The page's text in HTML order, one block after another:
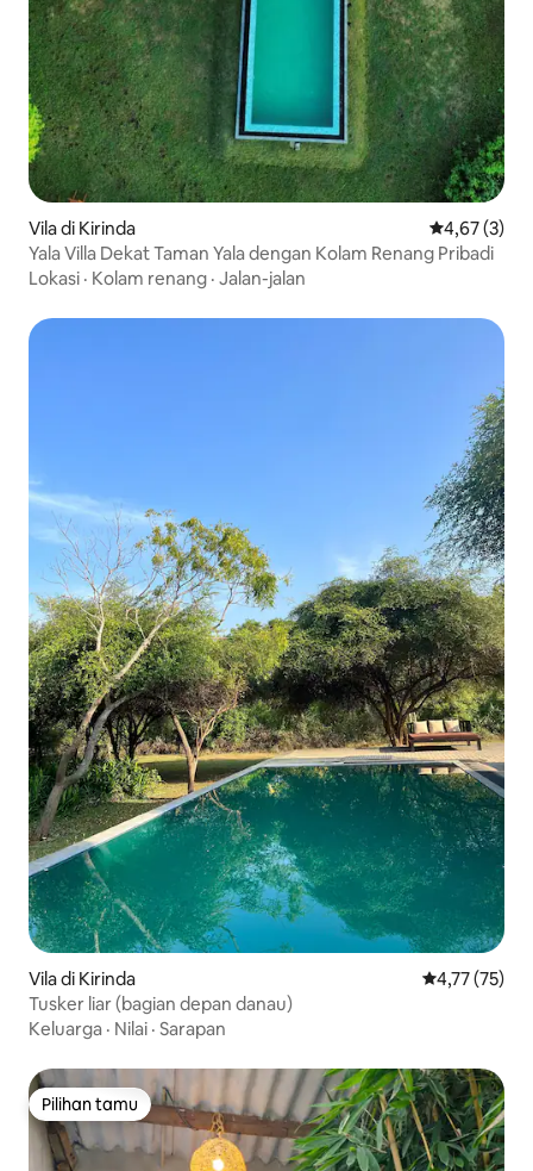
Vila di Kirinda Nilai rata-
4,67 (3)
Yala Villa Dekat Taman Yala dengan Kolam Renang Pribadi
Lokasi · Kolam renang · Jalan-jalan
Vila di Kirinda Nilai rata-
4,77 (75)
Tusker liar (bagian depan danau)
Keluarga · Nilai · Sarapan
Pilihan tamu
Pilihan tamu